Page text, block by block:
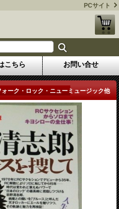
PCサイト
こちら お問い合せ
ーク・ロック・ニューミュージック他